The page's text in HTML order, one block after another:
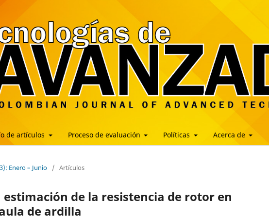
de artículos Proceso de evaluación Políticas Acerca de
Enero – Junio / Artículos
estimación de la resistencia de rotor en
de ardilla